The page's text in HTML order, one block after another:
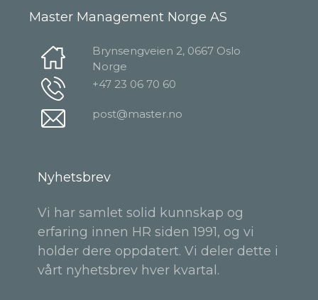
Master Management Norge AS
Brynsengveien 2, 0667 Oslo
Norge
+47 23 06 70 60
post@master.no
Nyhetsbrev
Vi har samlet solid kunnskap og
erfaring innen HR siden 1991, og vi
holder dere oppdatert. Vi deler dette i
vårt nyhetsbrev hver kvartal.